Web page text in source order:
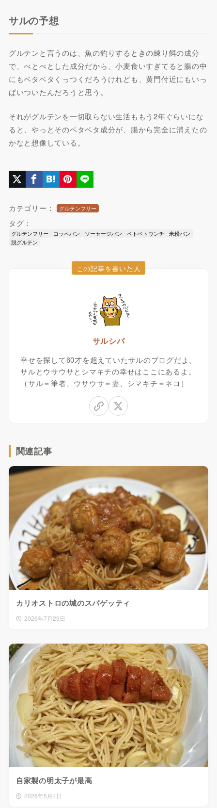
サルの予想
グルテンと言うのは、魚の釣りするときの練り餌の成分
で、べとべとした成分だから、小麦食いすぎてると腸の中
にもベタベタくっつくだろうけれども、黄門付近にもいっ
ぱいついたんだろうと思う。
それがグルテンを一切取らない生活ももう2年ぐらいにな
ると、やっとそのベタベタ成分が、腸から完全に消えたの
かなと想像している。
カテゴリー： グルテンフリー
タグ：
グルテンフリー コッペパン ソーセージパン ベトベトウンチ
米粉パン
脱グルテン
この記事を書いた人
サルシバ
幸せを探して60才を超えていたサルのブログだよ。
サルとウサウサとシマキチの幸せはここにあるよ。
（サル＝筆者、ウサウサ＝妻、シマキチ＝ネコ）
関連記事
カリオストロの城のスパゲッティ
2026年7月29日
自家製の明太子が最高
2026年5月4日